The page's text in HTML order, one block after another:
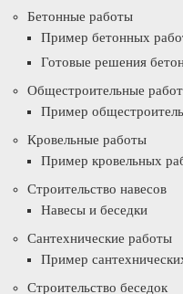
Бетонные работы
Пример бетонных
Готовые решения
Общестроительные
Пример
Кровельные работы
Пример кровельных
Строительство навесов
Навесы и беседки
Сантехнические работы
Пример
Строительство беседок